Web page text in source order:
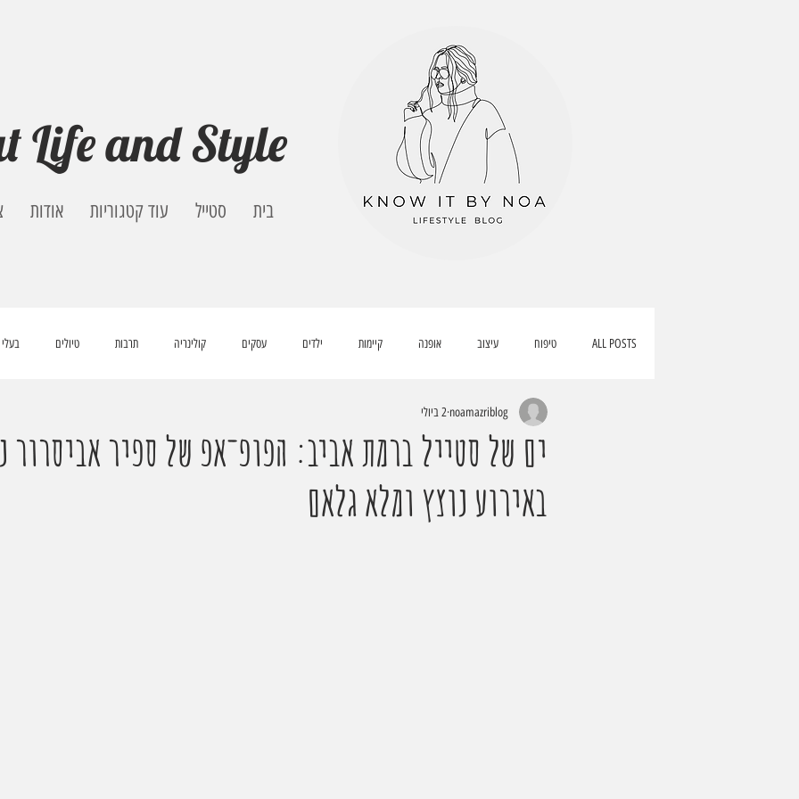
Life and Style
בית סטייל עוד קטגוריות אודות
ALL POSTS טיפוח עיצוב אופנה קיימות ילדים עסקים קולינריה תרבות טיולים
ים של סטייל ברמת אביב: הפופ־אפ של ספיר אביסרור
באירוע נוצץ ומלא גלאם
noamazriblog 2 ביולי